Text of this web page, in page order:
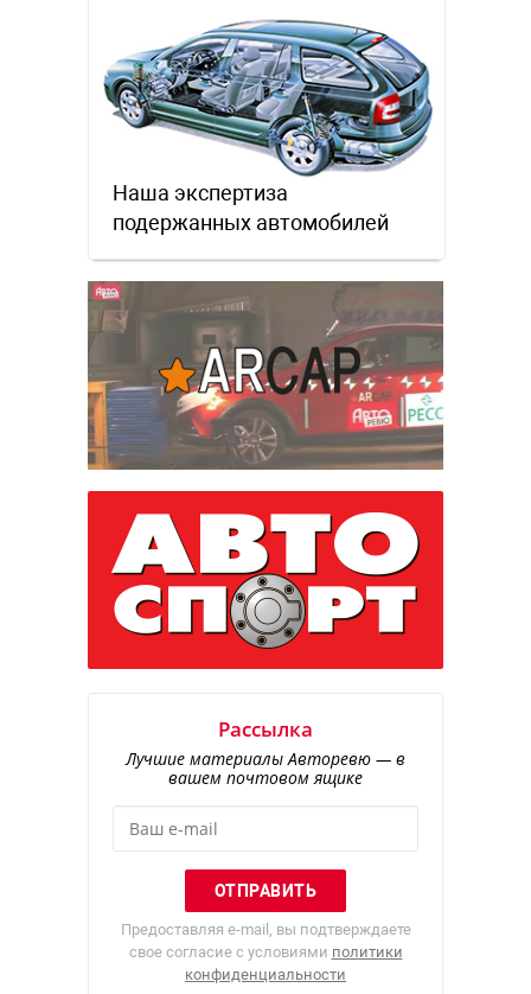
Наша экспертиза
подержанных автомобилей
Рассылка
Лучшие материалы Авторевю — в
вашем почтовом ящике
Предоставляя e-mail, вы подтверждаете
свое согласие с условиями политики
конфиденциальности